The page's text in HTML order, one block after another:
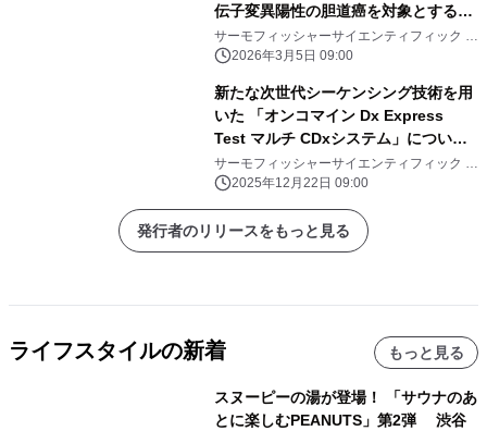
伝子変異陽性の胆道癌を対象とする
「イボシデニブ」のコンパニオン診断
システムとして、 一部変更承認を取得
サーモフィッシャーサイエンティフィック ジ
ャパングループ
2026年3月5日 09:00
新たな次世代シーケンシング技術を用
いた 「オンコマイン Dx Express
Test マルチ CDxシステム」につい
て、 非小細胞肺癌の複数ドライバー遺
伝子を対象とする コンパニオン診断シ
ステムとして申請
サーモフィッシャーサイエンティフィック ジ
ャパングループ
2025年12月22日 09:00
発行者のリリースをもっと見る
ライフスタイルの新着 もっと見る
スヌーピーの湯が登場！ 「サウナのあ
とに楽しむPEANUTS」第2弾 渋谷